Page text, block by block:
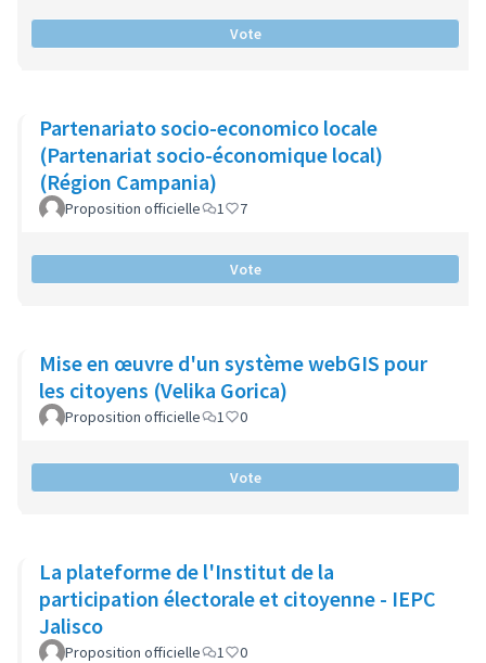
Vote
Partenariato socio-economico locale
(Partenariat socio-économique local)
(Région Campania)
Proposition officielle 1 7
Vote
Mise en œuvre d'un système webGIS pour
les citoyens (Velika Gorica)
Proposition officielle 1 0
Vote
La plateforme de l'Institut de la
participation électorale et citoyenne - IEPC
Jalisco
Proposition officielle 1 0